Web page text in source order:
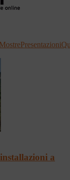
MostrePresentazioni
a